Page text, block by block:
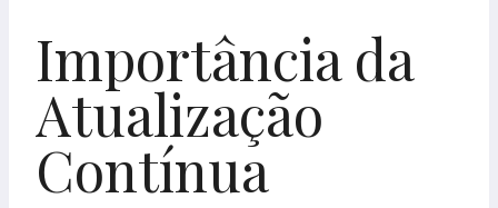
Importância da
Atualização
Contínua